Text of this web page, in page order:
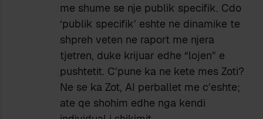
me shume se nje publik specifik. Cdo
‘publik specifik’ eshte ne dinamike te
shpreh veten ne raport me njera
tjetren, duke krijuar edhe “lojen” e
pushtetit. C’pune ka ne kete mes Zoti?
Ne se ka Zot, AI perballet me c’eshte;
ate qe shohim edhe nga kendi